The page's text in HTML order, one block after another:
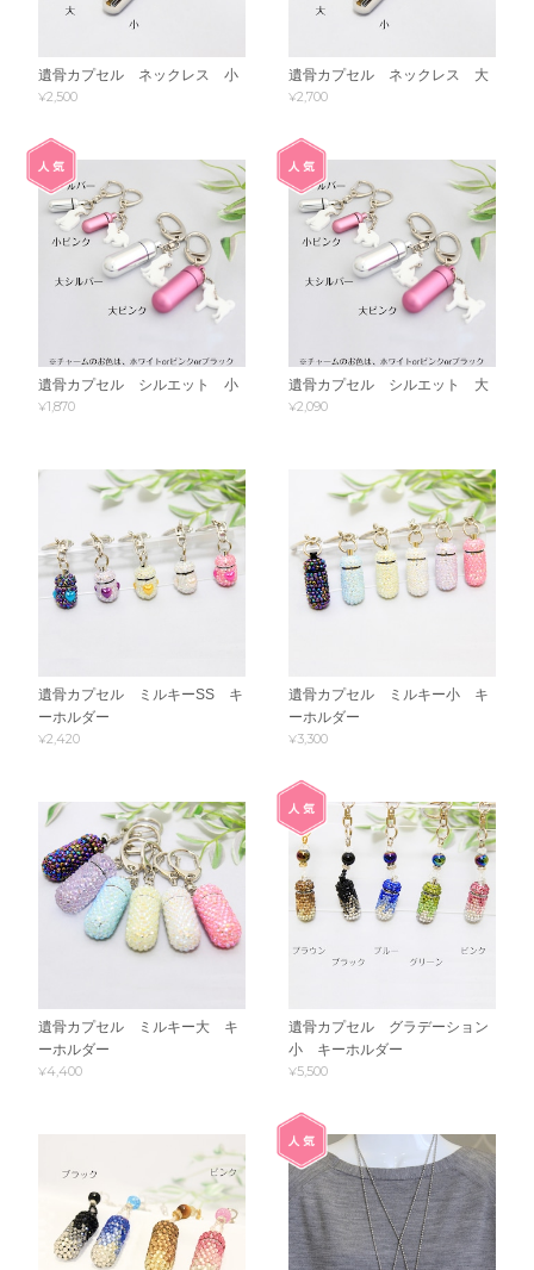
遺骨カプセル ネックレス 小
¥2,500
遺骨カプセル ネックレス 大
¥2,700
遺骨カプセル シルエット 小
¥1,870
遺骨カプセル シルエット 大
¥2,090
遺骨カプセル ミルキーSS キ
ーホルダー
¥2,420
遺骨カプセル ミルキー小 キ
ーホルダー
¥3,300
遺骨カプセル ミルキー大 キ
ーホルダー
¥4,400
遺骨カプセル グラデーション
小 キーホルダー
¥5,500